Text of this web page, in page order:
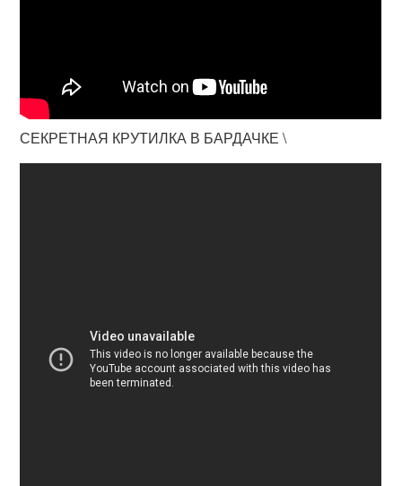
СЕКРЕТНАЯ КРУТИЛКА В БАРДАЧКЕ \